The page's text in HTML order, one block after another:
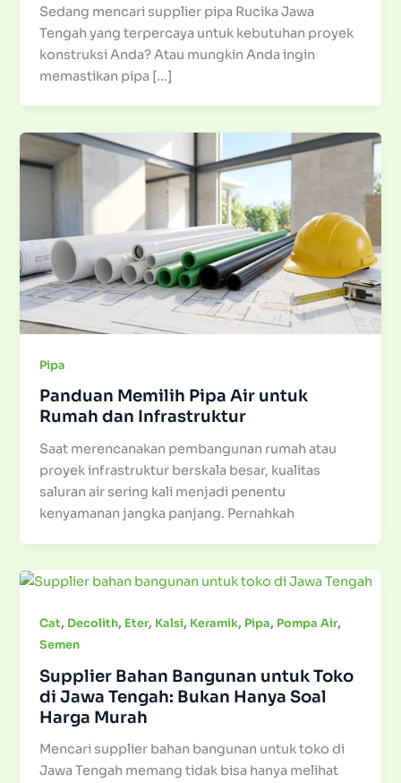
Sedang mencari supplier pipa Rucika Jawa
Tengah yang terpercaya untuk kebutuhan proyek
konstruksi Anda? Atau mungkin Anda ingin
memastikan pipa […]
Pipa
Panduan Memilih Pipa Air untuk
Rumah dan Infrastruktur
Saat merencanakan pembangunan rumah atau
proyek infrastruktur berskala besar, kualitas
saluran air sering kali menjadi penentu
kenyamanan jangka panjang. Pernahkah
Cat, Decolith, Eter, Kalsi, Keramik, Pipa, Pompa Air,
Semen
Supplier Bahan Bangunan untuk Toko
di Jawa Tengah: Bukan Hanya Soal
Harga Murah
Mencari supplier bahan bangunan untuk toko di
Jawa Tengah memang tidak bisa hanya melihat